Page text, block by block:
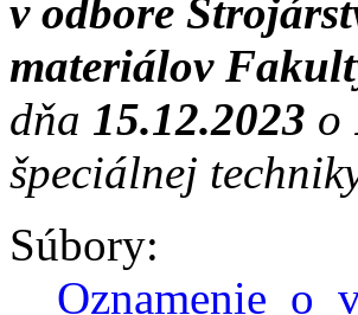
v odbore
materiálov
dňa 15.12.2023 o
špeciálnej
Súbory: